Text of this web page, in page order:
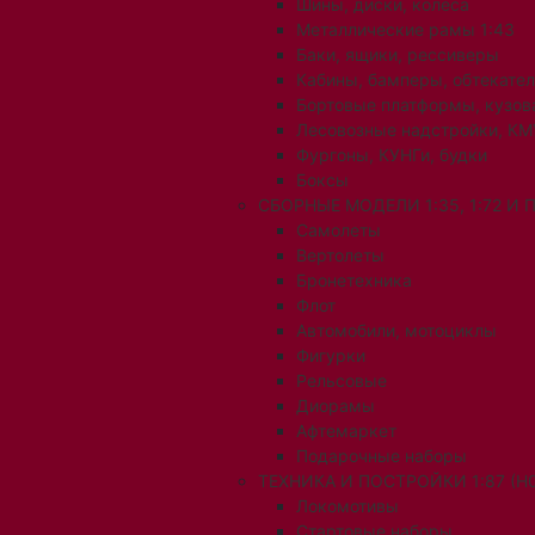
Шины, диски, колеса
Металлические рамы 1:43
Баки, ящики, рессиверы
Кабины, бамперы,
Бортовые платформы,
Лесовозные надстройки,
Фургоны, КУНГи, будки
Боксы
СБОРНЫЕ МОДЕЛИ 1:35, 1:72 И
Самолеты
Вертолеты
Бронетехника
Флот
Автомобили, мотоциклы
Фигурки
Рельсовые
Диорамы
Афтемаркет
Подарочные наборы
ТЕХНИКА И ПОСТРОЙКИ 1:87
Локомотивы
Стартовые наборы